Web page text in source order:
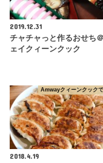
2019.12.31
チャチャっと作るおせち
ェイクィーンクック
Amwayクィーンクック
2018.4.19